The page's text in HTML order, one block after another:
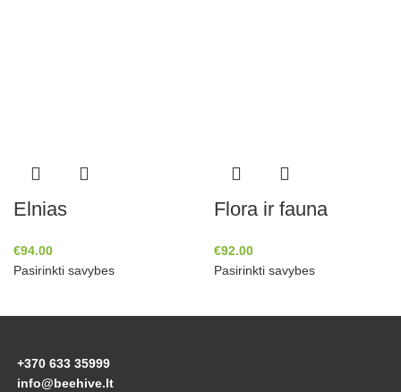
Elnias
€94.00
Pasirinkti savybes
Flora ir fauna
€92.00
Pasirinkti savybes
+370 633 35999
info@beehive.lt